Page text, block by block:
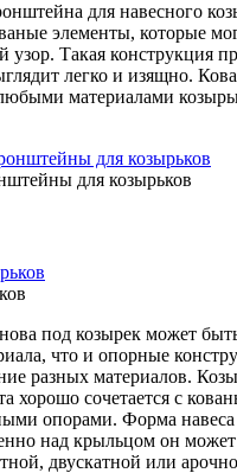
для навесного
элементы, которые
узор. Такая конструкция
легко и изящно.
любыми материалами
для козырьков
под козырек может
что и опорные
разных материалов.
хорошо сочетается с
опорами. Форма
над крыльцом он
двускатной или